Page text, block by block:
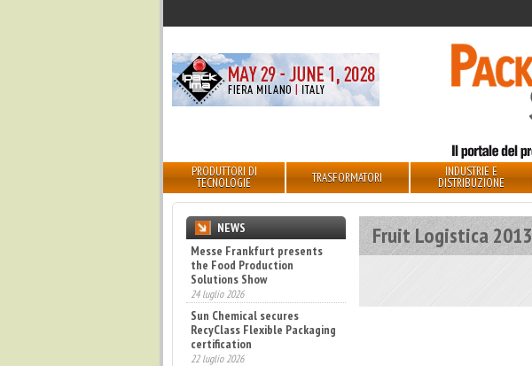
PRODUTTORI DI
TECNOLOGIE TRASFORMATORI INDUSTRIE E
DISTRIBUZIONE
Fruit Logistica 2013
NEWS
Messe Frankfurt presents
the Food Production
Solutions Show
24 luglio 2026
Sun Chemical secures
RecyClass Flexible Packaging
certification
22 luglio 2026